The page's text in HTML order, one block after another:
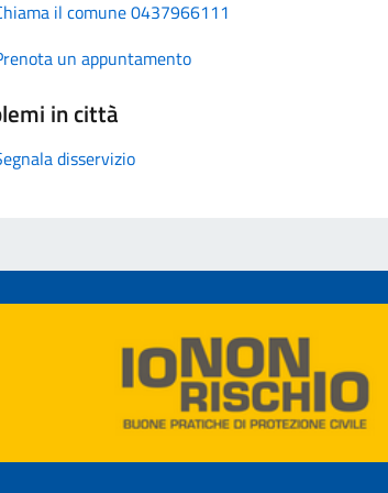
il comune 0437966111
un appuntamento
in città
disservizio